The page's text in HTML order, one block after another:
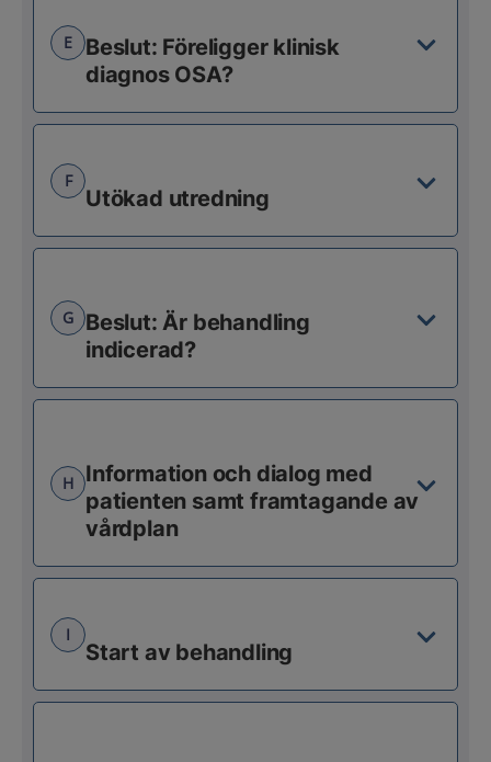
E
Beslut: Föreligger klinisk
diagnos OSA?
F
Utökad utredning
G
Beslut: Är behandling
indicerad?
H
Information och dialog med
patienten samt framtagande av
vårdplan
I
Start av behandling